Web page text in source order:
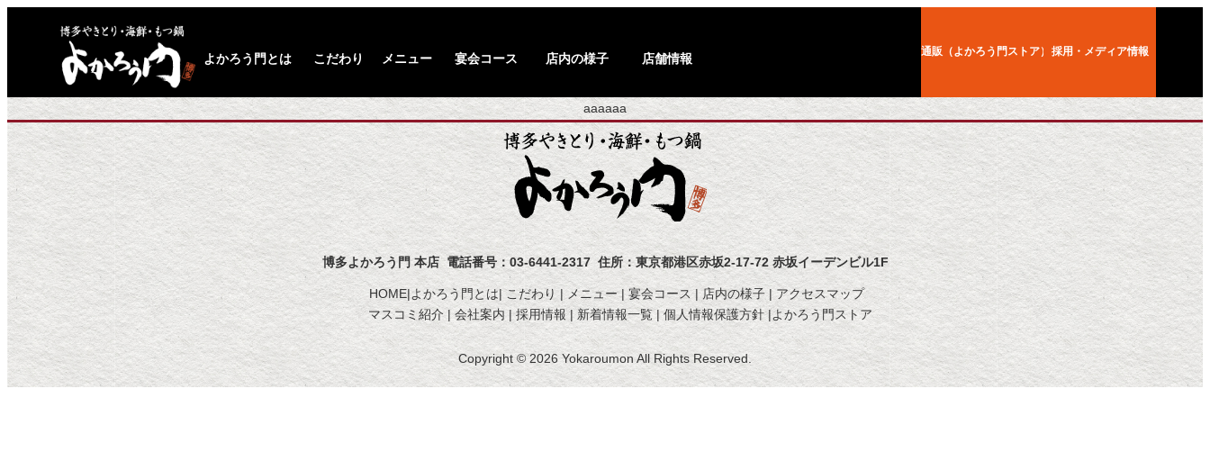
よかろう門とは こだわり メニュー 宴会コース 店内の様子 店舗情報
通販（よかろう門ストア） 採用・メディア情報
aaaaaa
博多よかろう門 本店 電話番号：03-6441-2317 住所：東京都港区赤坂2-17-72 赤坂イーデンビル1F
HOME|よかろう門とは| こだわり | メニュー | 宴会コース | 店内の様子 |アクセスマップ
マスコミ紹介 | 会社案内 |採用情報 | 新着情報一覧 |個人情報保護方針 |よかろう門ストア
Copyright © 2026 Yokaroumon All Rights Reserved.